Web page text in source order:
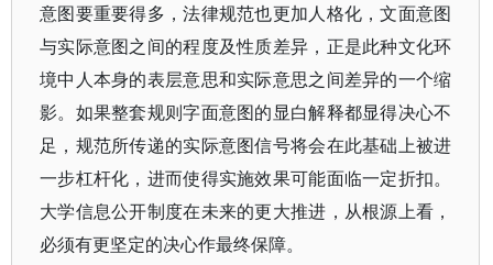
意图要重要得多，法律规范也更加人格化，文面意图
与实际意图之间的程度及性质差异，正是此种文化环
境中人本身的表层意思和实际意思之间差异的一个缩
影。如果整套规则字面意图的显白解释都显得决心不
足，规范所传递的实际意图信号将会在此基础上被进
一步杠杆化，进而使得实施效果可能面临一定折扣。
大学信息公开制度在未来的更大推进，从根源上看，
必须有更坚定的决心作最终保障。